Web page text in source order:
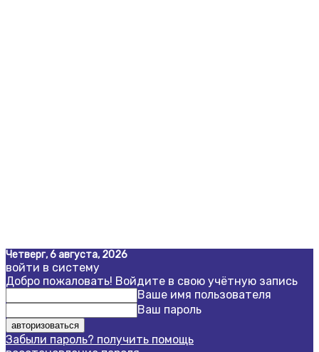
Четверг, 6 августа, 2026
войти в систему
Добро пожаловать! Войдите в свою учётную запись
Ваше имя пользователя
Ваш пароль
Забыли пароль? получить помощь